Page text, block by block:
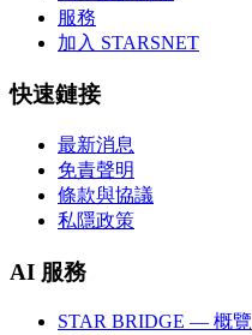
服務
加入 STARSNET
快速鏈接
最新消息
免責聲明
條款與協議
私隱政策
AI 服務
STAR BRIDGE — 概覽